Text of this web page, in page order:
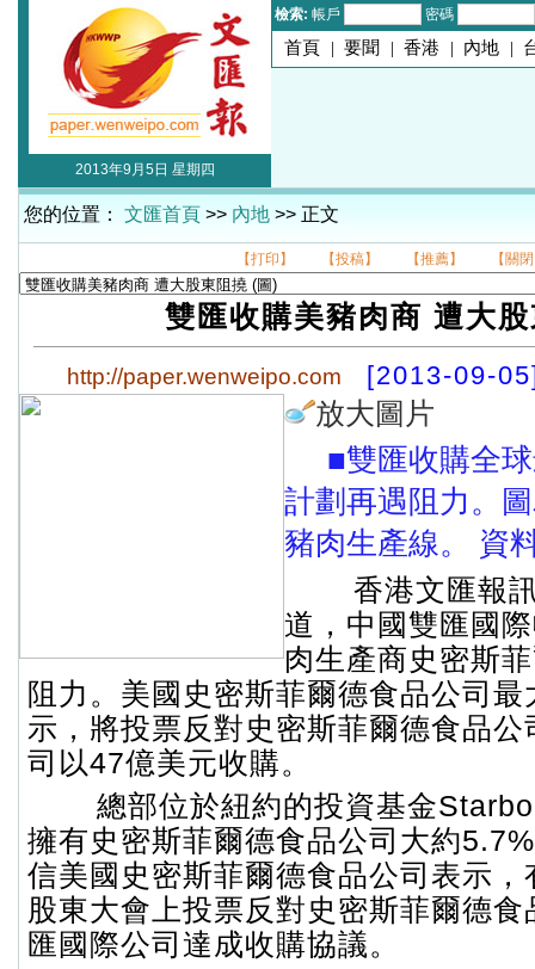
檢索: 帳戶 密碼
首頁 | 要聞 | 香港 | 內地 |
2013年9月5日 星期四
您的位置： 文匯首頁 >> 內地 >> 正文
【打印】 【投稿】 【推薦】 【關
雙匯收購美豬肉商 遭大
http://paper.wenweipo.com [2013-09-
放大圖片
■雙匯收購全
計劃再遇阻力。
豬肉生產線。 資
香港文匯報
道，中國雙匯國
肉生產商史密斯
阻力。美國史密斯菲爾德食品公司
示，將投票反對史密斯菲爾德食品
司以47億美元收購。
總部位於紐約的投資基金
擁有史密斯菲爾德食品公司大約
信美國史密斯菲爾德食品公司表示
股東大會上投票反對史密斯菲爾德
匯國際公司達成收購協議。